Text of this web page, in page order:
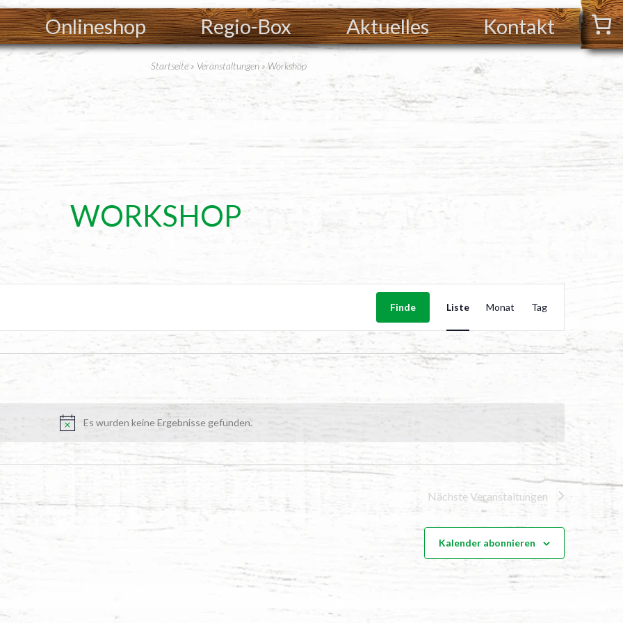
Onlineshop Regio-Box Aktuelles Kontakt
Startseite » Veranstaltungen » Workshop
Hinweis
Es wurden keine Ergebnisse gefunden.
WORKSHOP
Finde
ANSICHTEN-
Liste Monat Tag
NächsteVeranstaltungen
Kalender abonnieren